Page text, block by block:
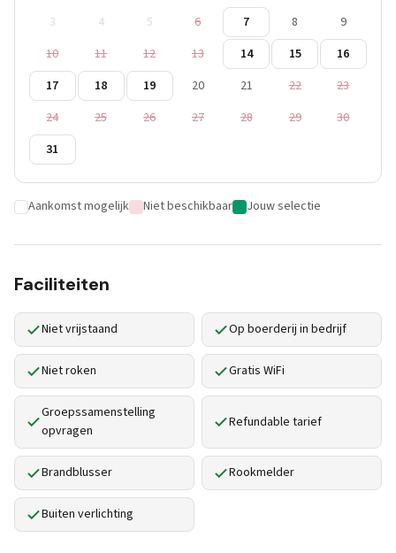
3
4 5 6 7 8
9
10
11 12 13 14 15
16
17
18 19 20 21 22
23
24
25 26 27 28 29
30
31
Aankomst mogelijk Niet beschikbaar Jouw selectie
Faciliteiten
Niet vrijstaand Op boerderij in bedrijf
Niet roken Gratis WiFi
Groepssamenstelling
opvragen
Refundable tarief
Brandblusser Rookmelder
Buiten verlichting